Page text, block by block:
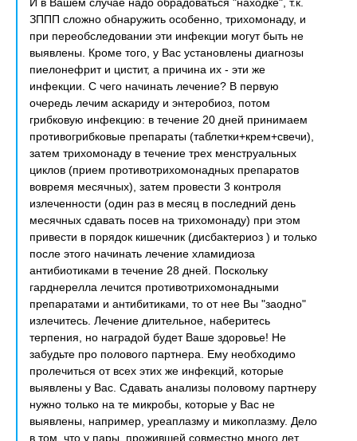
ЗППП сложно обнаружить особенно, трихомонаду, и
при переобследовании эти инфекции могут быть не
выявлены. Кроме того, у Вас установлены диагнозы
пиелонефрит и цистит, а причина их - эти же
инфекции. С чего начинать лечение? В первую
очередь лечим аскариду и энтеробиоз, потом
грибковую инфекцию: в течение 20 дней принимаем
противогрибковые препараты (таблетки+крем+свечи),
затем трихомонаду в течение трех менструальных
циклов (прием противотрихомонадных препаратов
вовремя месячных), затем провести 3 контроля
излеченности (один раз в месяц в последний день
месячных сдавать посев на трихомонаду) при этом
привести в порядок кишечник (дисбактериоз ) и только
после этого начинать лечение хламидиоза
антибиотиками в течение 28 дней. Поскольку
гарднерелла лечится противотрихомонадными
препаратами и антибитиками, то от нее Вы "заодно"
излечитесь. Лечение длительное, наберитесь
терпения, но наградой будет Ваше здоровье! Не
забудьте про полового партнера. Ему необходимо
пролечиться от всех этих же инфекций, которые
выявлены у Вас. Сдавать анализы половому партнеру
нужно только на те микробы, которые у Вас не
выявлены, например, уреаплазму и микоплазму. Дело
в том, что у пары, прожившей совместно много лет,